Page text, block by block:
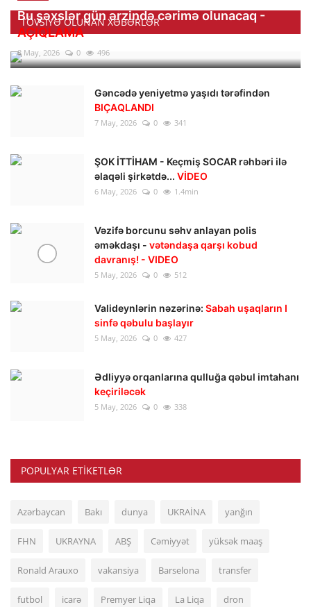
TÖVSIYƏ OLUNAN XƏBƏRLƏR
Bu şəxslər gün ərzində cərimə olunacaq -
AÇIQLAMA
8 May, 2026 0 496
Gəncədə yeniyetmə yaşıdı tərəfindən
BIÇAQLANDI
7 May, 2026 0 341
ŞOK İTTİHAM - Keçmiş SOCAR rəhbəri ilə
əlaqəli şirkətdə... VİDEO
6 May, 2026 0 1.4min
Vəzifə borcunu səhv anlayan polis
əməkdaşı - vətəndaşa qarşı kobud
davranış! - VIDEO
5 May, 2026 0 512
Valideynlərin nəzərinə: Sabah uşaqların I
sinfə qəbulu başlayır
5 May, 2026 0 427
Ədliyyə orqanlarına qulluğa qəbul imtahanı
keçiriləcək
5 May, 2026 0 338
POPULYAR ETIKETLƏR
Azərbaycan Bakı dunya UKRAİNA yanğın
FHN UKRAYNA ABŞ Cəmiyyət yüksək maaş
Ronald Arauxo vakansiya Barselona transfer
futbol icarə Premyer Liqa La Liqa dron